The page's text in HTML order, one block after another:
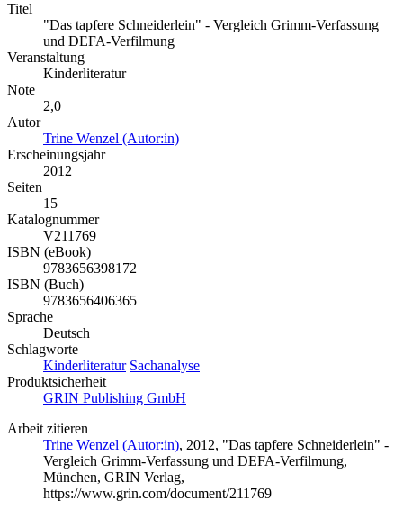
Titel
"Das tapfere Schneiderlein" - Vergleich Grimm-Verfassung
und DEFA-Verfilmung
Veranstaltung
Kinderliteratur
Note
2,0
Autor
Trine Wenzel (Autor:in)
Erscheinungsjahr
2012
Seiten
15
Katalognummer
V211769
ISBN (eBook)
9783656398172
ISBN (Buch)
9783656406365
Sprache
Deutsch
Schlagworte
Kinderliteratur Sachanalyse
Produktsicherheit
GRIN Publishing GmbH
Arbeit zitieren
Trine Wenzel (Autor:in), 2012, "Das tapfere Schneiderlein" -
Vergleich Grimm-Verfassung und DEFA-Verfilmung,
München, GRIN Verlag,
https://www.grin.com/document/211769